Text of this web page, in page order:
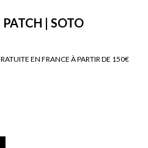
| SOTO
EN FRANCE À PARTIR DE 150€